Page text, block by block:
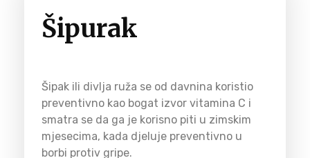
Šipurak
Šipak ili divlja ruža se od davnina koristio
preventivno kao bogat izvor vitamina C i
smatra se da ga je korisno piti u zimskim
mjesecima, kada djeluje preventivno u
borbi protiv gripe.